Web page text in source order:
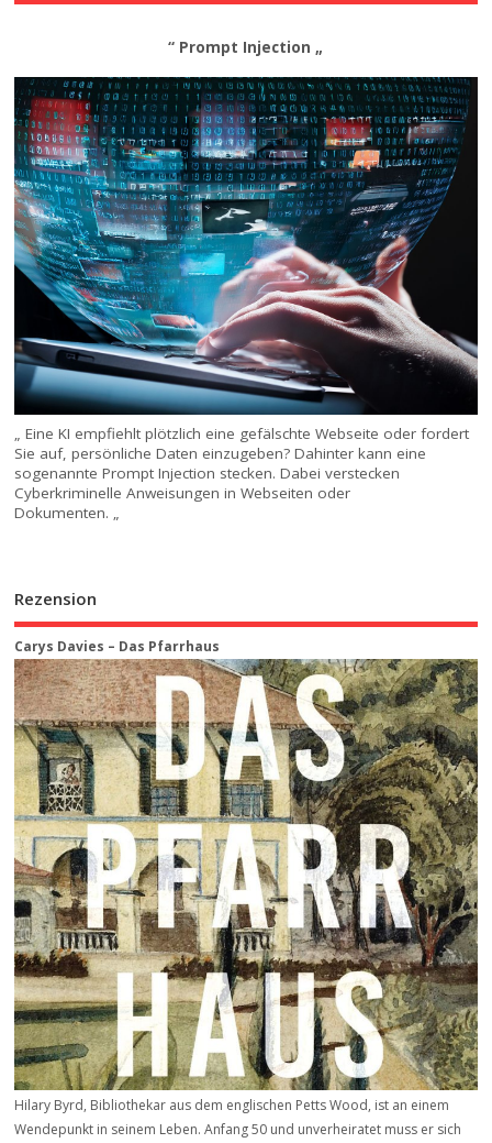
“ Prompt Injection „
„ Eine KI empfiehlt plötzlich eine gefälschte Webseite oder fordert
Sie auf, persönliche Daten einzugeben? Dahinter kann eine
sogenannte Prompt Injection stecken. Dabei verstecken
Cyberkriminelle Anweisungen in Webseiten oder
Dokumenten. „
Rezension
Carys Davies – Das Pfarrhaus
Hilary Byrd, Bibliothekar aus dem englischen Petts Wood, ist an einem
Wendepunkt in seinem Leben. Anfang 50 und unverheiratet muss er sich